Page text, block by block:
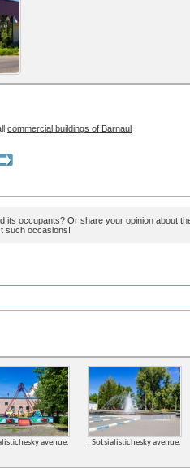
commercial buildings of Barnaul
its occupants? Or share your opinion about
such occasions!
avenue, , Sotsialistichesky avenue,